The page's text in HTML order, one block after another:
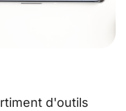
d'outils